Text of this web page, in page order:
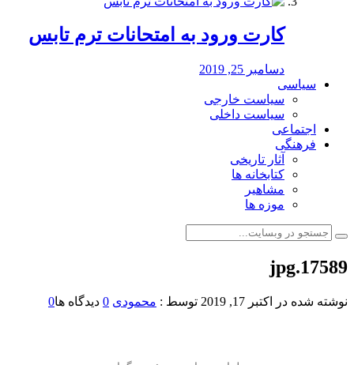
کارت ورود به امتحانات ترم تابس
دسامبر 25, 2019
سیاسی
سیاست خارجی
سیاست داخلی
اجتماعی
فرهنگی
آثار تاریخی
کتابخانه ها
مشاهیر
موزه ها
17589.jpg
نوشته شده در اکتبر 17, 2019 توسط : محمودی 0 دیدگاه ها0